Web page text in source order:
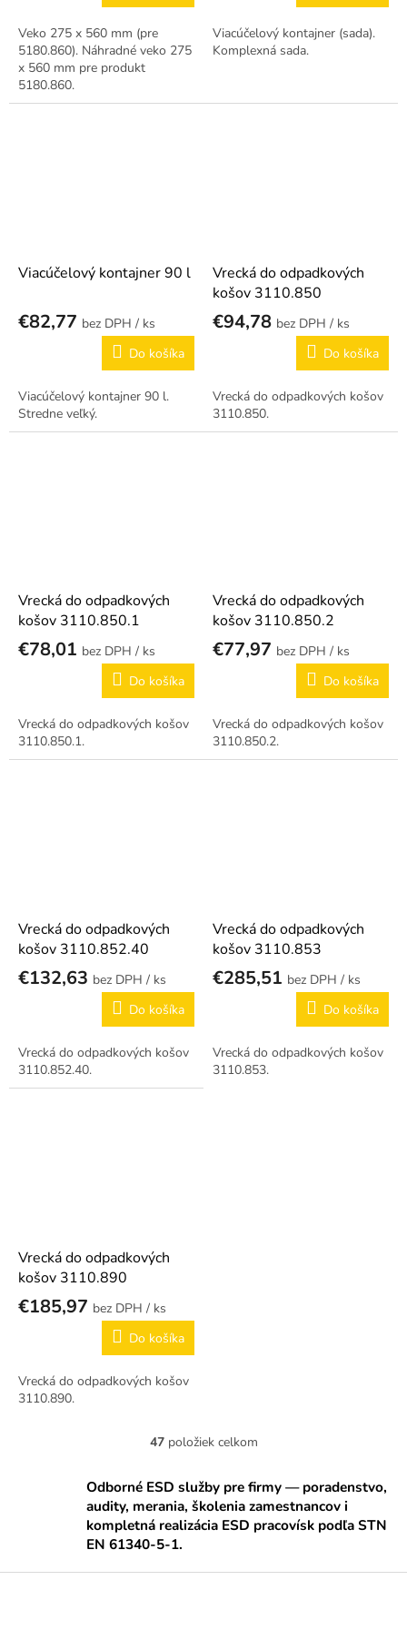
Veko 275 x 560 mm (pre
5180.860). Náhradné veko 275
x 560 mm pre produkt
5180.860.
Viacúčelový kontajner (sada).
Komplexná sada.
Viacúčelový kontajner 90 l
€82,77
/ ks
Do košíka
Viacúčelový kontajner 90 l.
Stredne veľký.
Vrecká do odpadkových
košov 3110.850
€94,78
/ ks
Do košíka
Vrecká do odpadkových košov
3110.850.
Vrecká do odpadkových
košov 3110.850.1
€78,01
/ ks
Do košíka
Vrecká do odpadkových košov
3110.850.1.
Vrecká do odpadkových
košov 3110.850.2
€77,97
/ ks
Do košíka
Vrecká do odpadkových košov
3110.850.2.
Vrecká do odpadkových
košov 3110.852.40
€132,63
/ ks
Do košíka
Vrecká do odpadkových košov
3110.852.40.
Vrecká do odpadkových
košov 3110.853
€285,51
/ ks
Do košíka
Vrecká do odpadkových košov
3110.853.
Vrecká do odpadkových
košov 3110.890
€185,97
/ ks
Do košíka
Vrecká do odpadkových košov
3110.890.
O
l
á
d
a
i
47položiek celkom
Odborné ESD služby pre firmy — poradenstvo,
audity, merania, školenia zamestnancov i
kompletná realizácia ESD pracovísk podľa STN
EN 61340-5-1.
Z